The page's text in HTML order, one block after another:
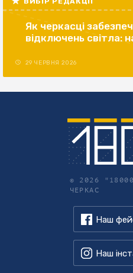
Як черкасці
відключень світла:
29 ЧЕРВНЯ 2026
© 2026
ЧЕРКАС
Наш
Наш